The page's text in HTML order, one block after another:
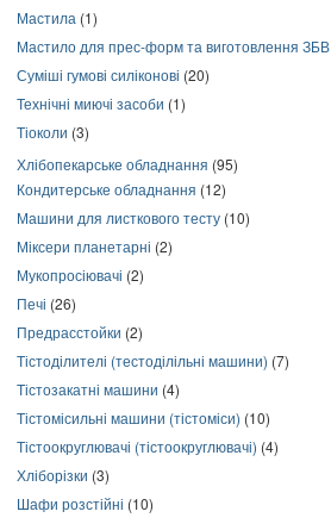
Мастила (1)
Мастило для прес-форм та виготовлення ЗБВ
Суміші гумові силіконові (20)
Технічні миючі засоби (1)
Тіоколи (3)
Хлібопекарське обладнання (95)
Кондитерське обладнання (12)
Машини для листкового тесту (10)
Міксери планетарні (2)
Мукопросіювачі (2)
Печі (26)
Предрасстойки (2)
Тістоділителі (тестоділільні машини) (7)
Тістозакатні машини (4)
Тістомісильні машини (тістоміси) (10)
Тістоокруглювачі (тістоокруглювачі) (4)
Хліборізки (3)
Шафи розстійні (10)